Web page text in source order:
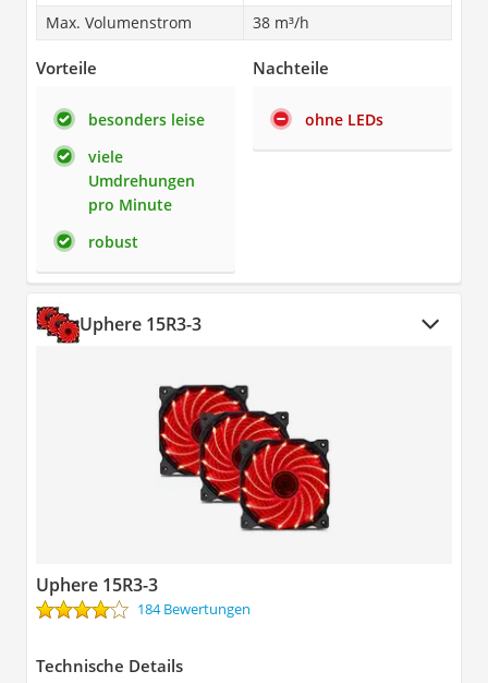
Max. Volumenstrom
38 m³/h
Vorteile
besonders leise
viele
Umdrehungen
pro Minute
robust
Nachteile
ohne LEDs
Uphere 15R3-3
Uphere 15R3-3
184 Bewertungen
Technische Details